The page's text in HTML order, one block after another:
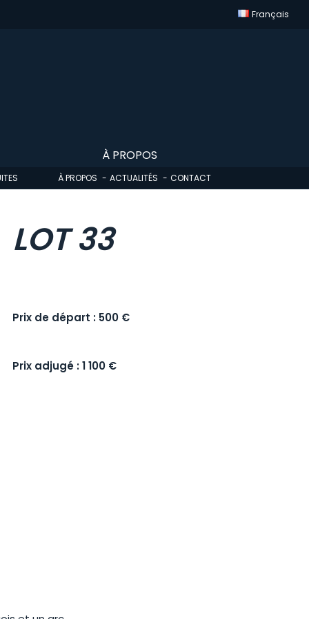
Français
À PROPOS
À PROPOS ACTUALITÉS CONTACT
LOT 33
Prix de départ : 500 €
Prix adjugé : 1 100 €